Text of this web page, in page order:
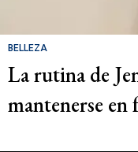
BELLEZA
La rutina de
mantenerse en